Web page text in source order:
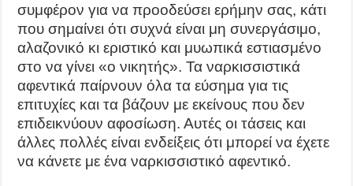
συμφέρον για να προοδεύσει ερήμην σας, κάτι
που σημαίνει ότι συχνά είναι μη συνεργάσιμο,
αλαζονικό κι εριστικό και μυωπικά εστιασμένο
στο να γίνει «ο νικητής». Τα ναρκισσιστικά
αφεντικά παίρνουν όλα τα εύσημα για τις
επιτυχίες και τα βάζουν με εκείνους που δεν
επιδεικνύουν αφοσίωση. Αυτές οι τάσεις και
άλλες πολλές είναι ενδείξεις ότι μπορεί να έχετε
να κάνετε με ένα ναρκισσιστικό αφεντικό.